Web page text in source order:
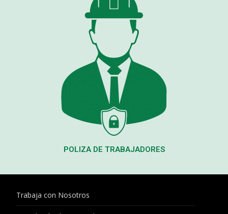
POLIZA DE TRABAJADORES
Trabaja con Nosotros